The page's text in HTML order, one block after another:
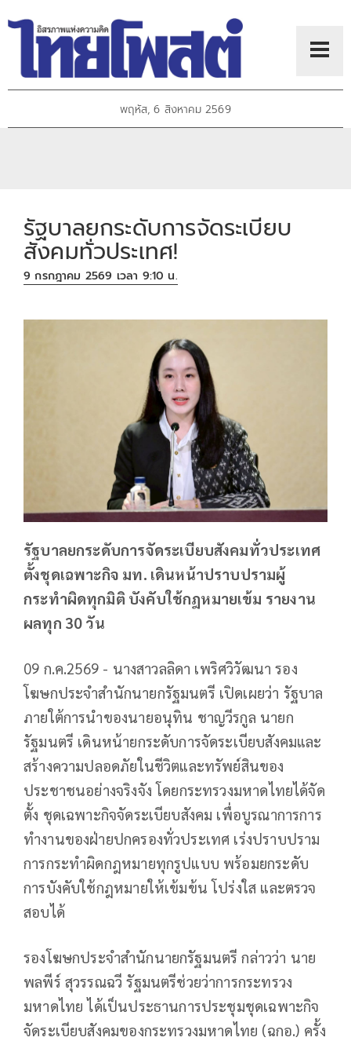
พฤหัส, 6 สิงหาคม 2569
รัฐบาลยกระดับการจัดระเบียบ
สังคมทั่วประเทศ!
9 กรกฎาคม 2569 เวลา 9:10 น.
รัฐบาลยกระดับการจัดระเบียบสังคมทั่วประเทศ
ตั้งชุดเฉพาะกิจ มท. เดินหน้าปราบปรามผู้
กระทำผิดทุกมิติ บังคับใช้กฎหมายเข้ม รายงาน
ผลทุก 30 วัน
09 ก.ค.2569 - นางสาวลลิดา เพริศวิวัฒนา รอง
โฆษกประจำสำนักนายกรัฐมนตรี เปิดเผยว่า รัฐบาล
ภายใต้การนำของนายอนุทิน ชาญวีรกูล นายก
รัฐมนตรี เดินหน้ายกระดับการจัดระเบียบสังคมและ
สร้างความปลอดภัยในชีวิตและทรัพย์สินของ
ประชาชนอย่างจริงจัง โดยกระทรวงมหาดไทยได้จัด
ตั้ง ชุดเฉพาะกิจจัดระเบียบสังคม เพื่อบูรณาการการ
ทำงานของฝ่ายปกครองทั่วประเทศ เร่งปราบปราม
การกระทำผิดกฎหมายทุกรูปแบบ พร้อมยกระดับ
การบังคับใช้กฎหมายให้เข้มข้น โปร่งใส และตรวจ
สอบได้
รองโฆษกประจำสำนักนายกรัฐมนตรี กล่าวว่า นาย
พลพีร์ สุวรรณฉวี รัฐมนตรีช่วยว่าการกระทรวง
มหาดไทย ได้เป็นประธานการประชุมชุดเฉพาะกิจ
จัดระเบียบสังคมของกระทรวงมหาดไทย (ฉกอ.) ครั้ง